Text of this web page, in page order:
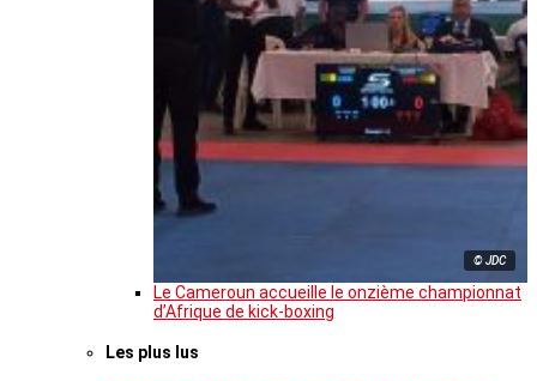
© JDC
Le Cameroun accueille le onzième championnat
d’Afrique de kick-boxing
Les plus lus